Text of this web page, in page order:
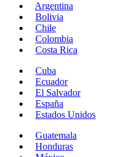
Argentina
Bolivia
Chile
Colombia
Costa Rica
Cuba
Ecuador
El Salvador
España
Estados Unidos
Guatemala
Honduras